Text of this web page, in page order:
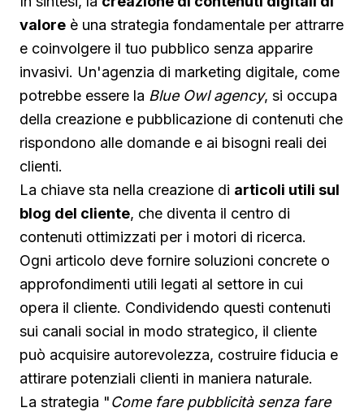
valore è una strategia fondamentale per attrarre
e coinvolgere il tuo pubblico senza apparire
invasivi. Un'agenzia di marketing digitale, come
potrebbe essere la Blue Owl agency, si occupa
della creazione e pubblicazione di contenuti che
rispondono alle domande e ai bisogni reali dei
clienti.
La chiave sta nella creazione di articoli utili sul
blog del cliente, che diventa il centro di
contenuti ottimizzati per i motori di ricerca.
Ogni articolo deve fornire soluzioni concrete o
approfondimenti utili legati al settore in cui
opera il cliente. Condividendo questi contenuti
sui canali social in modo strategico, il cliente
può acquisire autorevolezza, costruire fiducia e
attirare potenziali clienti in maniera naturale.
La strategia "Come fare pubblicità senza fare